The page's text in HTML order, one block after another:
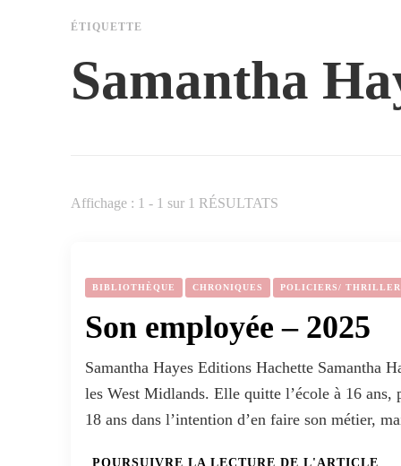
ÉTIQUETTE
Samantha
Affichage : 1 - 1 sur 1 RÉSULTATS
BIBLIOTHÈQUE CHRONIQUES POLICIERS/
Son employée – 2025
Samantha Hayes Editions Hachette Samantha
les West Midlands. Elle quitte l’école à 16 ans,
18 ans dans l’intention d’en faire son métier,
POURSUIVRE LA LECTURE DE L'ARTICLE